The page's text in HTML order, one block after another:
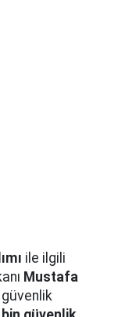
ile ilgili
Mustafa